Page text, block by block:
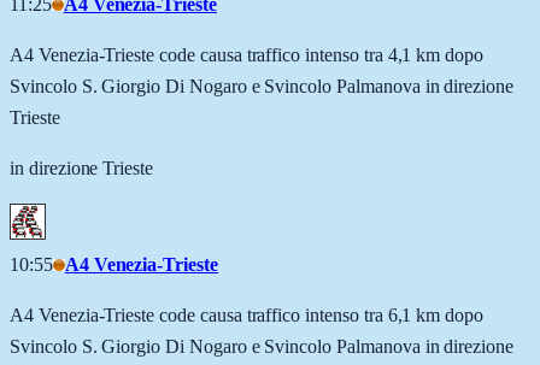
A4 Venezia-Trieste code causa traffico intenso tra 4,1 km dopo
Svincolo S. Giorgio Di Nogaro e Svincolo Palmanova in direzione
Trieste
in direzione Trieste
10:55 A4 Venezia-Trieste
A4 Venezia-Trieste code causa traffico intenso tra 6,1 km dopo
Svincolo S. Giorgio Di Nogaro e Svincolo Palmanova in direzione